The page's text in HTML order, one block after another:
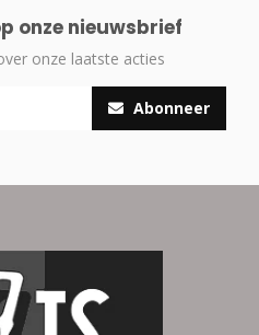
onze nieuwsbrief
onze laatste acties
Abonneer